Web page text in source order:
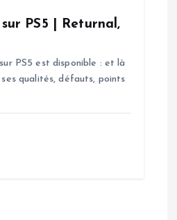
PS5 | Returnal,
PS5 est disponible : et là
qualités, défauts, points